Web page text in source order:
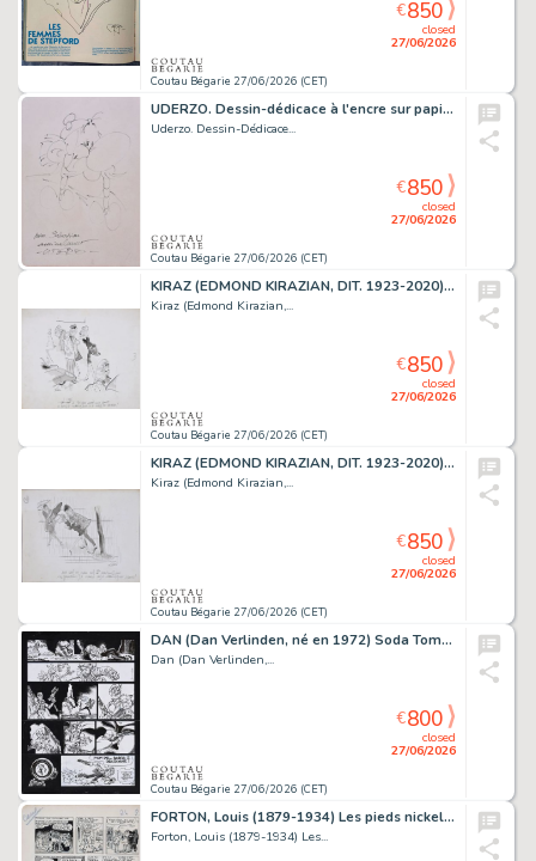
Coutau Bégarie 27/06/2026 (CET)
closed
27/06/2026
€850
UDERZO. Dessin-dédicace à l'encre sur papier libre,...
Uderzo. Dessin-Dédicace...
Coutau Bégarie 27/06/2026 (CET)
closed
27/06/2026
€850
KIRAZ (EDMOND KIRAZIAN, DIT. 1923-2020) Les Parisiennes....
Kiraz (Edmond Kirazian,...
Coutau Bégarie 27/06/2026 (CET)
closed
27/06/2026
€850
KIRAZ (EDMOND KIRAZIAN, DIT. 1923-2020) Les Parisiennes....
Kiraz (Edmond Kirazian,...
Coutau Bégarie 27/06/2026 (CET)
closed
27/06/2026
€850
DAN (Dan Verlinden, né en 1972) Soda Tome 13, Résurrection,...
Dan (Dan Verlinden,...
Coutau Bégarie 27/06/2026 (CET)
closed
27/06/2026
€800
FORTON, Louis (1879-1934) Les pieds nickelés. Encre...
Forton, Louis (1879-1934) Les...